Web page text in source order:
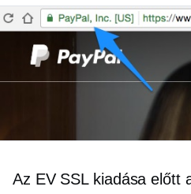
Az EV SSL kiadása előtt